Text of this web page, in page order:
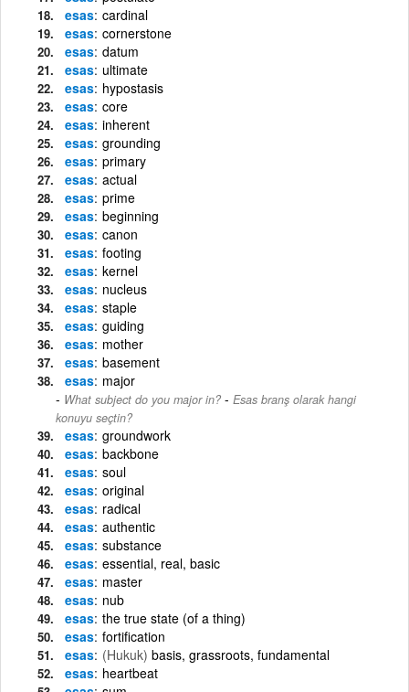
esas cardinal
esas cornerstone
esas datum
esas ultimate
esas hypostasis
esas core
esas inherent
esas grounding
esas primary
esas actual
esas prime
esas beginning
esas canon
esas footing
esas kernel
esas nucleus
esas staple
esas guiding
esas mother
esas basement
esas major
What subject do you major in? - Esas branş olarak hangi
konuyu seçtin?
esas groundwork
esas backbone
esas soul
esas original
esas radical
esas authentic
esas substance
esas essential, real, basic
esas master
esas nub
esas the true state (of a thing)
esas fortification
esas (Hukuk) basis, grassroots, fundamental
esas heartbeat